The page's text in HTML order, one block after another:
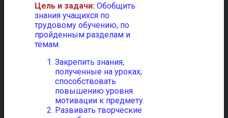
Цель и задачи: Обобщить
знания учащихся по
трудовому обучению, по
пройденным разделам и
темам.
Закрепить знания,
полученные на уроках;
способствовать
повышению уровня
мотивации к предмету.
Развивать творческие